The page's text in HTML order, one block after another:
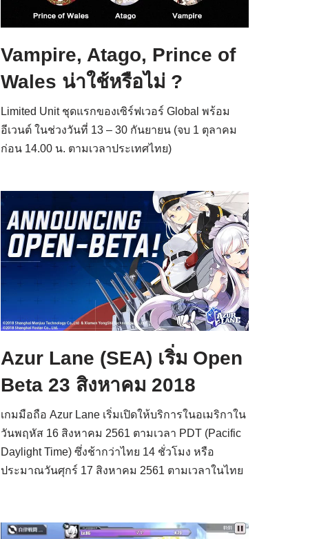
Vampire, Atago, Prince of
Wales น่าใช้หรือไม่ ?
Limited Unit ชุดแรกของเซิร์ฟเวอร์ Global พร้อม
อีเวนต์ ในช่วงวันที่ 13 – 30 กันยายน (จบ 1 ตุลาคม
ก่อน 14.00 น. ตามเวลาประเทศไทย)
Azur Lane (SEA) เริ่ม Open
Beta 23 สิงหาคม 2018
เกมมือถือ Azur Lane เริ่มเปิดให้บริการในอเมริกาใน
วันพฤหัส 16 สิงหาคม 2561 ตามเวลา PDT (Pacific
Daylight Time) ซึ่งช้ากว่าไทย 14 ชั่วโมง หรือ
ประมาณวันศุกร์ 17 สิงหาคม 2561 ตามเวลาในไทย